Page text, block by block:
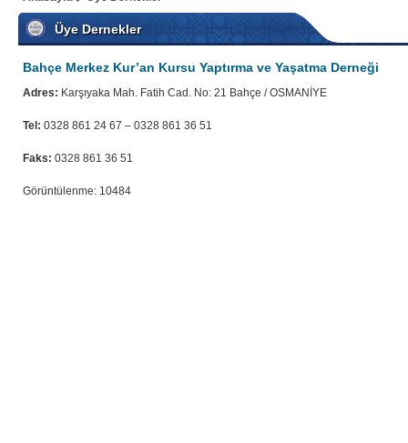
Üye Dernekler
Bahçe Merkez Kur’an Kursu Yaptırma ve Yaşatma Derneği
Adres: Karşıyaka Mah. Fatih Cad. No: 21 Bahçe / OSMANİYE
Tel: 0328 861 24 67 – 0328 861 36 51
Faks: 0328 861 36 51
Görüntülenme: 10484